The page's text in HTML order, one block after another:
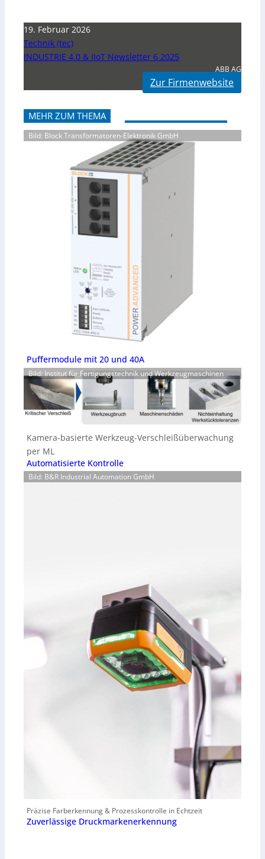
19. Februar 2026
Technik (tec)
INDUSTRIE 4.0 & IIoT Newsletter 6 2025
ABB AG
Zur Firmenwebsite
MEHR ZUM THEMA
Bild: Block Transformatoren-Elektronik GmbH
Puffermodule mit 20 und 40A
Bild: Institut für Fertigungstechnik und Werkzeugmaschinen
Kamera-basierte Werkzeug-Verschleißüberwachung
per ML
Automatisierte Kontrolle
Bild: B&R Industrial Automation GmbH
Präzise Farberkennung & Prozesskontrolle in Echtzeit
Zuverlässige Druckmarkenerkennung